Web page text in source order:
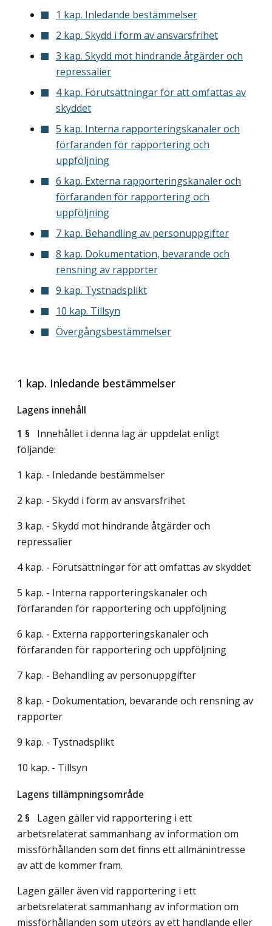
1 kap. Inledande bestämmelser
2 kap. Skydd i form av ansvarsfrihet
3 kap. Skydd mot hindrande åtgärder och
repressalier
4 kap. Förutsättningar för att omfattas av
skyddet
5 kap. Interna rapporteringskanaler och
förfaranden för rapportering och
uppföljning
6 kap. Externa rapporteringskanaler och
förfaranden för rapportering och
uppföljning
7 kap. Behandling av personuppgifter
8 kap. Dokumentation, bevarande och
rensning av rapporter
9 kap. Tystnadsplikt
10 kap. Tillsyn
Övergångsbestämmelser
1 kap. Inledande bestämmelser
Lagens innehåll
1 § Innehållet i denna lag är uppdelat enligt
följande:
1 kap. - Inledande bestämmelser
2 kap. - Skydd i form av ansvarsfrihet
3 kap. - Skydd mot hindrande åtgärder och
repressalier
4 kap. - Förutsättningar för att omfattas av skyddet
5 kap. - Interna rapporteringskanaler och
förfaranden för rapportering och uppföljning
6 kap. - Externa rapporteringskanaler och
förfaranden för rapportering och uppföljning
7 kap. - Behandling av personuppgifter
8 kap. - Dokumentation, bevarande och rensning av
rapporter
9 kap. - Tystnadsplikt
10 kap. - Tillsyn
Lagens tillämpningsområde
2 § Lagen gäller vid rapportering i ett
arbetsrelaterat sammanhang av information om
missförhållanden som det finns ett allmänintresse
av att de kommer fram.
Lagen gäller även vid rapportering i ett
arbetsrelaterat sammanhang av information om
missförhållanden som utgörs av ett handlande eller